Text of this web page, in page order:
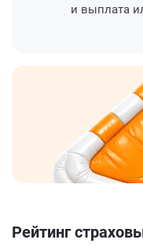
и выплата
Рейтинг